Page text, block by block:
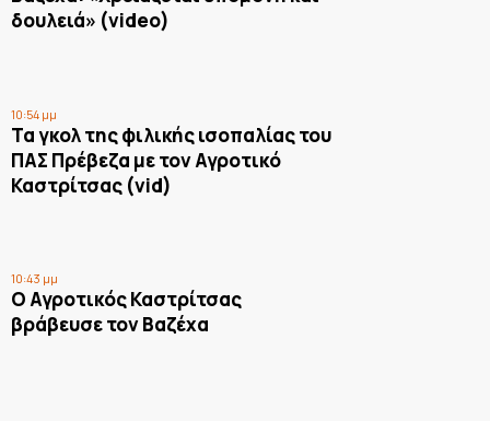
δουλειά» (video)
10:54 μμ
Τα γκολ της φιλικής ισοπαλίας του
ΠΑΣ Πρέβεζα με τον Αγροτικό
Καστρίτσας (vid)
10:43 μμ
Ο Αγροτικός Καστρίτσας
βράβευσε τον Βαζέχα